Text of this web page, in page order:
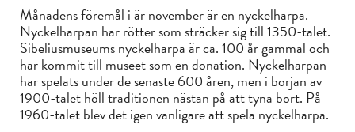
Månadens föremål i är november är en nyckelharpa.
Nyckelharpan har rötter som sträcker sig till 1350-talet.
Sibeliusmuseums nyckelharpa är ca. 100 år gammal och
har kommit till museet som en donation. Nyckelharpan
har spelats under de senaste 600 åren, men i början av
1900-talet höll traditionen nästan på att tyna bort. På
1960-talet blev det igen vanligare att spela nyckelharpa.